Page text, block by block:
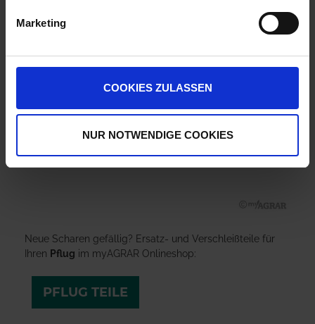
Marketing
COOKIES ZULASSEN
NUR NOTWENDIGE COOKIES
Neue Scharen gefällig? Ersatz- und Verschleißteile für
Ihren Pflug im myAGRAR Onlineshop:
PFLUG TEILE